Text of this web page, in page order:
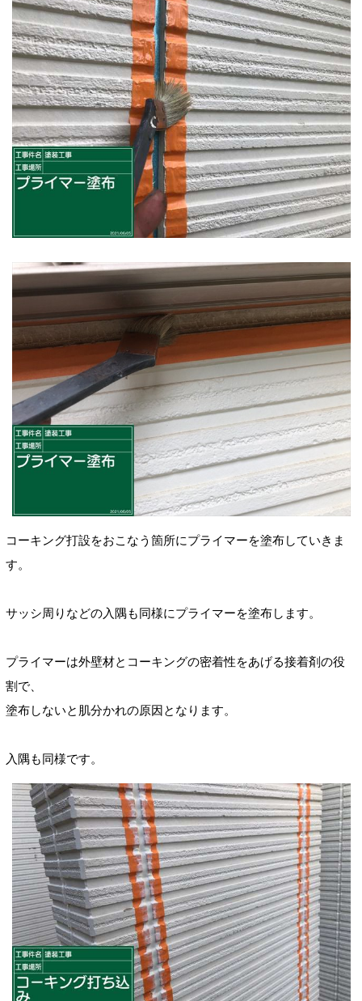
コーキング打設をおこなう箇所にプライマーを塗布していきま
す。
サッシ周りなどの入隅も同様にプライマーを塗布します。
プライマーは外壁材とコーキングの密着性をあげる接着剤の役
割で、
塗布しないと肌分かれの原因となります。
入隅も同様です。